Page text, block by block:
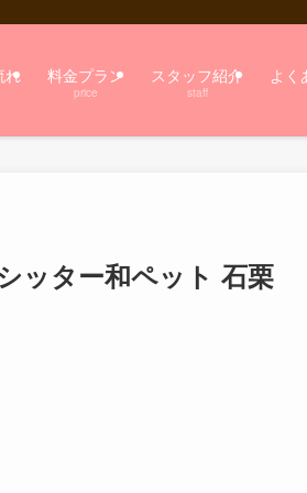
れ 料金プラン
price
スタッフ紹介
staff
よく
ッター和ペット 石栗